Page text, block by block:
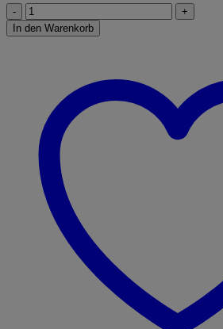
Schleich
14820
Weißwedelkalb
In den Warenkorb